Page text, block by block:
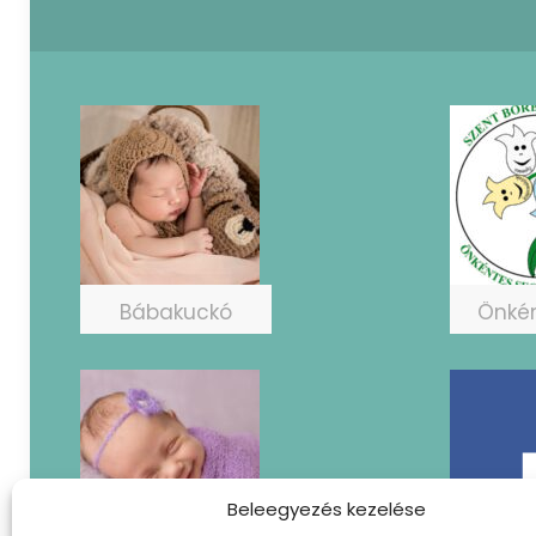
Beleegyezés kezelése
Bábakuckó